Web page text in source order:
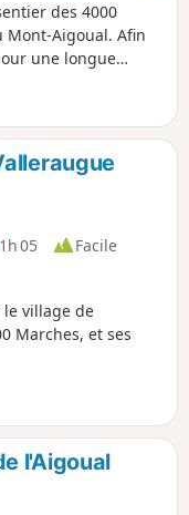
des 4000
Mont-Aigoual. Afin
une longue
du hameau de
1h 05
Facile
village de
Marches, et ses
l'Aigoual